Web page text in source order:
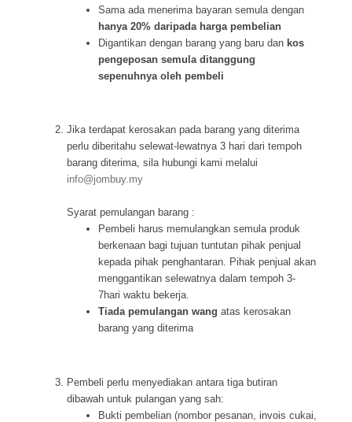
Sama ada menerima bayaran semula dengan
hanya 20% daripada harga pembelian
Digantikan dengan barang yang baru dan kos
pengeposan semula ditanggung
sepenuhnya oleh pembeli
Jika terdapat kerosakan pada barang yang diterima
perlu diberitahu selewat-lewatnya 3 hari dari tempoh
barang diterima, sila hubungi kami melalui
info@jombuy.my
Syarat pemulangan barang :
Pembeli harus memulangkan semula produk
berkenaan bagi tujuan tuntutan pihak penjual
kepada pihak penghantaran. Pihak penjual akan
menggantikan selewatnya dalam tempoh 3-
7hari waktu bekerja.
Tiada pemulangan wang atas kerosakan
barang yang diterima
Pembeli perlu menyediakan antara tiga butiran
dibawah untuk pulangan yang sah:
Bukti pembelian (nombor pesanan, invois cukai,